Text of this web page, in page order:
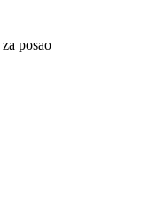
za posao